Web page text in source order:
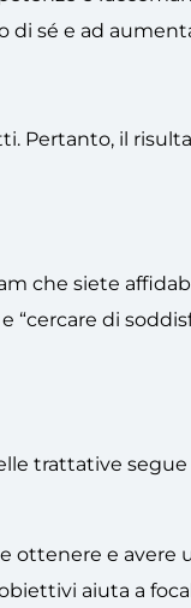
di sé e ad
Pertanto, il
che siete
“cercare di
trattative
ottenere e avere
aiuta a